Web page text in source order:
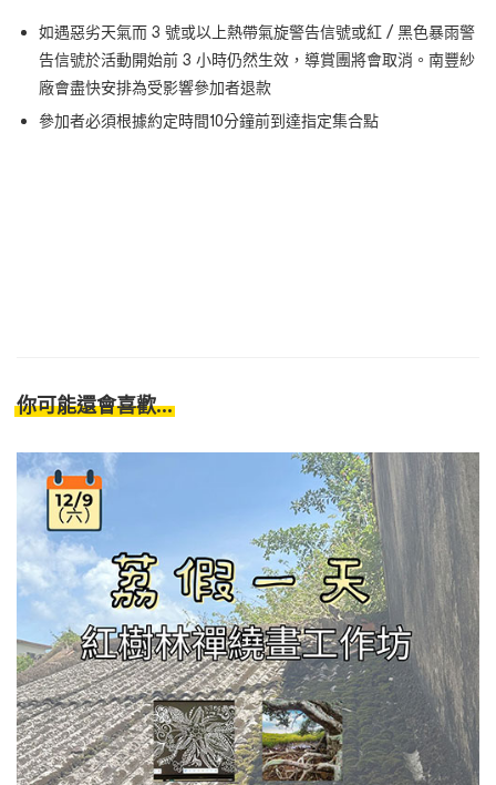
如遇惡劣天氣而 3 號或以上熱帶氣旋警告信號或紅 / 黑色暴雨警
告信號於活動開始前 3 小時仍然生效，導賞團將會取消。南豐紗
廠會盡快安排為受影響參加者退款
參加者必須根據約定時間10分鐘前到達指定集合點
你可能還會喜歡...